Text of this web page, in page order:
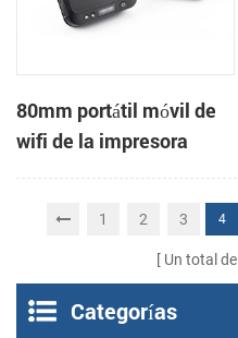
80mm portátil móvil de
wifi de la impresora
térmica de recibos
1 2 3 4
Un total de
Categorías